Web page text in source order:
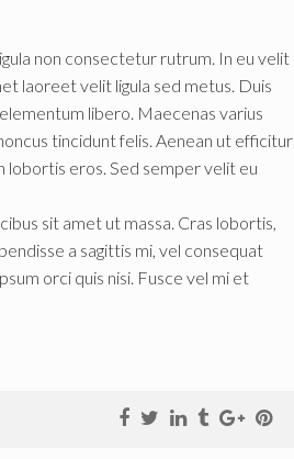
non consectetur rutrum. In eu velit
laoreet velit ligula sed metus. Duis
libero. Maecenas varius
tincidunt felis. Aenean ut efficitur
lobortis eros. Sed semper velit eu
sit amet ut massa. Cras lobortis,
a sagittis mi, vel consequat
orci quis nisi. Fusce vel mi et